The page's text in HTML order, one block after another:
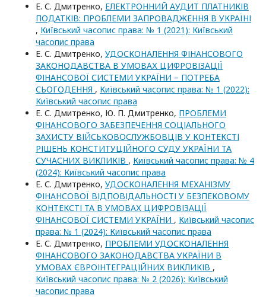
Е. С. Дмитренко, ЕЛЕКТРОННИЙ АУДИТ ПЛАТНИКІВ
ПОДАТКІВ: ПРОБЛЕМИ ЗАПРОВАДЖЕННЯ В УКРАЇНІ
, Київський часопис права: № 1 (2021): Київський
часопис права
Е. С. Дмитренко, УДОСКОНАЛЕННЯ ФІНАНСОВОГО
ЗАКОНОДАВСТВА В УМОВАХ ЦИФРОВІЗАЦІЇ
ФІНАНСОВОЇ СИСТЕМИ УКРАЇНИ – ПОТРЕБА
СЬОГОДЕННЯ , Київський часопис права: № 1 (2022):
Київський часопис права
Е. С. Дмитренко, Ю. П. Дмитренко, ПРОБЛЕМИ
ФІНАНСОВОГО ЗАБЕЗПЕЧЕННЯ СОЦІАЛЬНОГО
ЗАХИСТУ ВІЙСЬКОВОСЛУЖБОВЦІВ У КОНТЕКСТІ
РІШЕНЬ КОНСТИТУЦІЙНОГО СУДУ УКРАЇНИ ТА
СУЧАСНИХ ВИКЛИКІВ , Київський часопис права: № 4
(2024): Київський часопис права
Е. С. Дмитренко, УДОСКОНАЛЕННЯ МЕХАНІЗМУ
ФІНАНСОВОЇ ВІДПОВІДАЛЬНОСТІ У БЕЗПЕКОВОМУ
КОНТЕКСТІ ТА В УМОВАХ ЦИФРОВІЗАЦІЇ
ФІНАНСОВОЇ СИСТЕМИ УКРАЇНИ , Київський часопис
права: № 1 (2024): Київський часопис права
Е. С. Дмитренко, ПРОБЛЕМИ УДОСКОНАЛЕННЯ
ФІНАНСОВОГО ЗАКОНОДАВСТВА УКРАЇНИ В
УМОВАХ ЄВРОІНТЕГРАЦІЙНИХ ВИКЛИКІВ ,
Київський часопис права: № 2 (2026): Київський
часопис права